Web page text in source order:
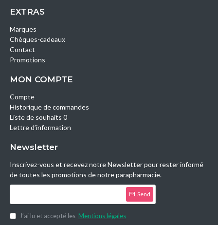
EXTRAS
Marques
Chèques-cadeaux
Contact
Promotions
MON COMPTE
Compte
Historique de commandes
Liste de souhaits 0
Lettre d’information
Newsletter
Inscrivez-vous et recevez notre Newsletter pour rester informé
de toutes les promotions de notre parapharmacie.
Send
J’ai lu et accepté les Mentions légales